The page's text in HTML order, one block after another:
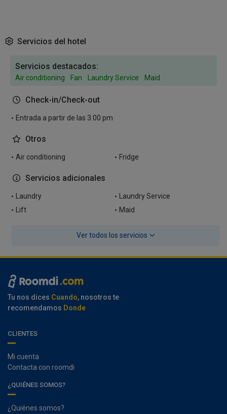
Servicios del hotel
Servicios destacados:
Air conditioning Fan Laundry Service Maid
Check-in/Check-out
Entrada a partir de las 3.00 pm
Otros
Air conditioning Fridge
Servicios adicionales
Laundry
Laundry Service
Lift
Maid
Ver todos los servicios
Tu nos dices Cuando, nosotros te
recomendamos Donde
CLIENTES
Mi cuenta
Contacta con roomdi
¿QUIÉNES SOMOS?
¿Quiénes somos?